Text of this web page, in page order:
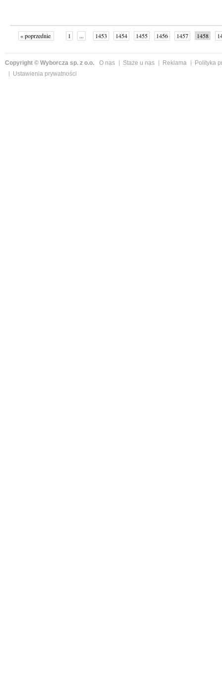
« poprzednie 1 ... 1453 1454 1455 1456 1457 1458
Copyright © Wyborcza sp. z o.o. O nas Staże u nas Reklama
Polityka
Ustawienia prywatności